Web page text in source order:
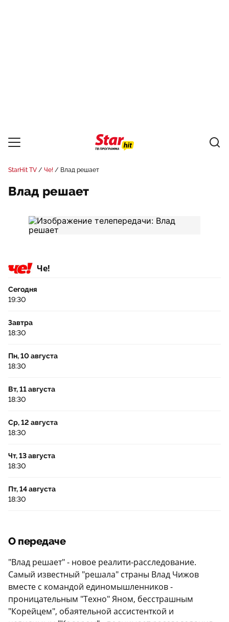
StarHit TV Че! Влад решает
Влад решает
Че!
Сегодня
19:30
Завтра
18:30
Пн, 10 августа
18:30
Вт, 11 августа
18:30
Ср, 12 августа
18:30
Чт, 13 августа
18:30
Пт, 14 августа
18:30
О передаче
"Влад решает" - новое реалити-расследование.
Самый известный "решала" страны Влад Чижов
вместе с командой единомышленников -
проницательным "Техно" Яном, бесстрашным
"Корейцем", обаятельной ассистенткой и